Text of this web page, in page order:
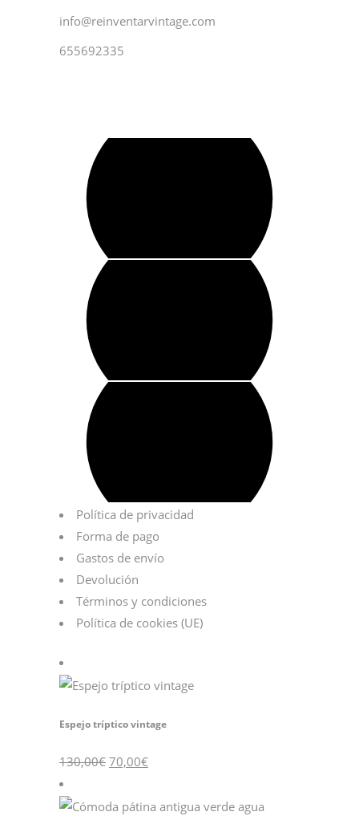
info@reinventarvintage.com
655692335
Política de privacidad
Forma de pago
Gastos de envío
Devolución
Términos y condiciones
Política de cookies (UE)
Espejo tríptico vintage
130,00€ 70,00€